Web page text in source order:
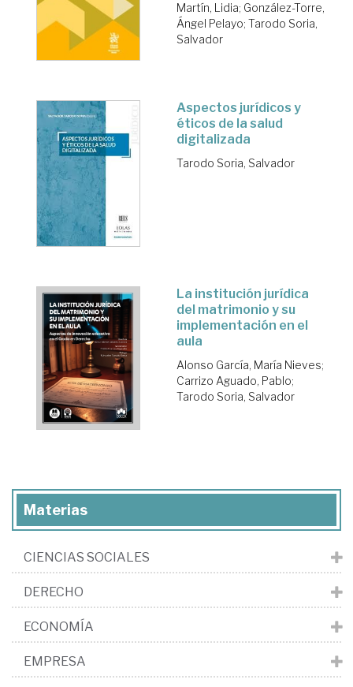
Martín, Lidia; González-Torre,
Ángel Pelayo; Tarodo Soria,
Salvador
Aspectos jurídicos y
éticos de la salud
digitalizada
Tarodo Soria, Salvador
La institución jurídica
del matrimonio y su
implementación en el
aula
Alonso García, María Nieves;
Carrizo Aguado, Pablo;
Tarodo Soria, Salvador
Materias
CIENCIAS SOCIALES
DERECHO
ECONOMÍA
EMPRESA